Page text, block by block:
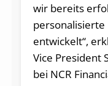
wir bereits
personalisierte
entwickelt“,
Vice President
bei NCR